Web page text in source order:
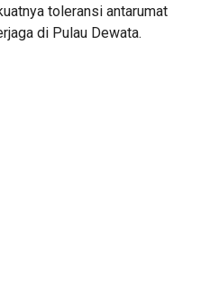
toleransi antarumat
di Pulau Dewata.